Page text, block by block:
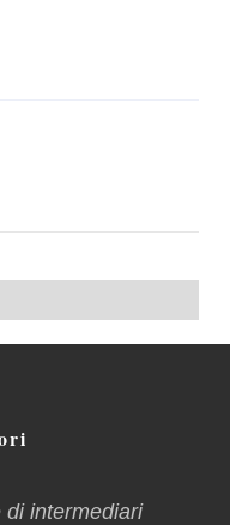
di intermediari